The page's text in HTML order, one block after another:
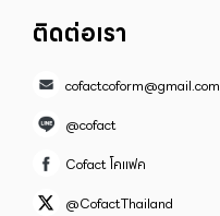
ติดต่อเรา
cofactcoform@gmail.com
@cofact
Cofact โคแฟค
@CofactThailand